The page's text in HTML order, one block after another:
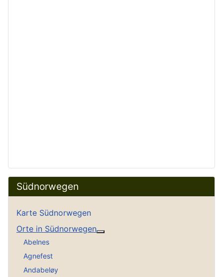
Südnorwegen
Karte Südnorwegen
Orte in Südnorwegen
Abelnes
Agnefest
Andabeløy